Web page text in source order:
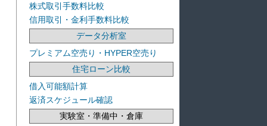
株式取引手数料比較
信用取引・金利手数料比較
データ分析室
プレミアム空売り・HYPER空売り
住宅ローン比較
借入可能額計算
返済スケジュール確認
実験室・準備中・倉庫